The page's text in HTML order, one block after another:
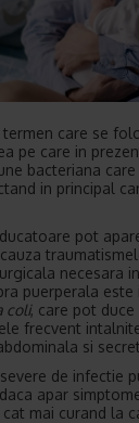
care se
pe care in
bacteriana
in principal
pot
necesara
puerperala
coli, care pot
frecvent
si
de infectie
apar
mai curand la